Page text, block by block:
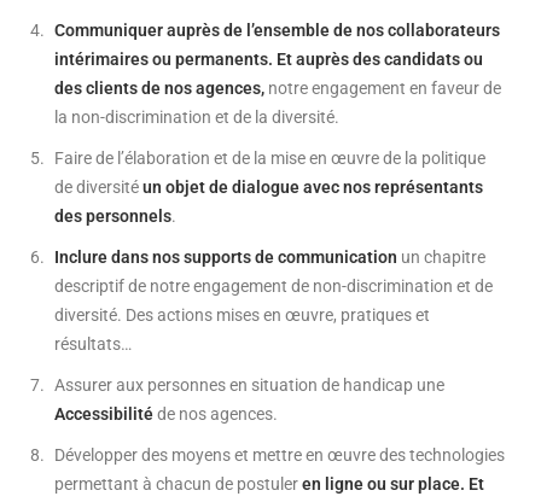
Communiquer auprès de l’ensemble de nos collaborateurs
intérimaires ou permanents. Et auprès des candidats ou
des clients de nos agences, notre engagement en faveur de
la non-discrimination et de la diversité.
Faire de l’élaboration et de la mise en œuvre de la politique
de diversitéun objet de dialogue avec nos représentants
des personnels.
Inclure dans nos supports de communication un chapitre
descriptif de notre engagement de non-discrimination et de
diversité. Des actions mises en œuvre, pratiques et
résultats…
Assurer aux personnes en situation de handicap une
Accessibilitéde nos agences.
Développer des moyens et mettre en œuvre des technologies
permettant à chacun de postuleren ligne ou sur place. Et